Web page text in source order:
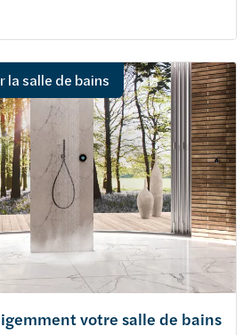
la salle de bains
votre salle de bains